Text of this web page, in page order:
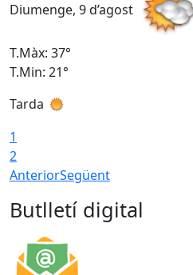
Diumenge, 9 d’agost
T.Màx: 37°
T.Min: 21°
Tarda
1
2
AnteriorSegüent
Butlletí digital